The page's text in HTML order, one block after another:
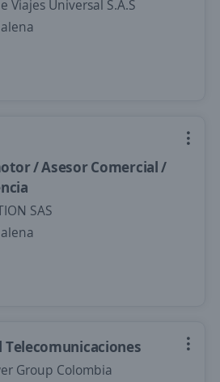
Viajes Universal S.A.S
/ Asesor Comercial /
SAS
Group Colombia